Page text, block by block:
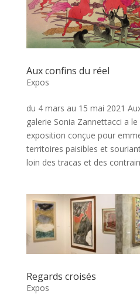
Aux confins du réel
Expos
du 4 mars au 15 mai 2021
galerie Sonia Zannettacci a
exposition conçue pour
territoires paisibles et
loin des tracas et des
Regards croisés
Expos